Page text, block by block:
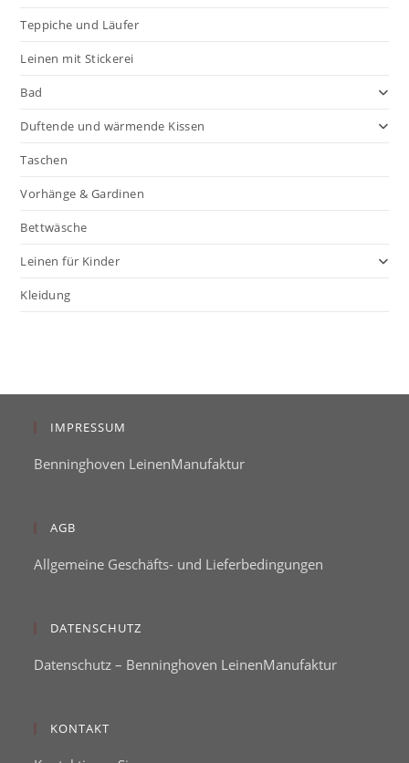
Teppiche und Läufer
Leinen mit Stickerei
Bad
Duftende und wärmende Kissen
Taschen
Vorhänge & Gardinen
Bettwäsche
Leinen für Kinder
Kleidung
IMPRESSUM
Benninghoven LeinenManufaktur
AGB
Allgemeine Geschäfts- und Lieferbedingungen
DATENSCHUTZ
Datenschutz – Benninghoven LeinenManufaktur
KONTAKT